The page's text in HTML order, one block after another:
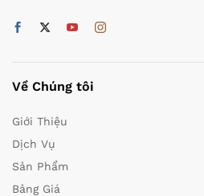
Về Chúng tôi
Giới Thiệu
Dịch Vụ
Sản Phẩm
Bảng Giá